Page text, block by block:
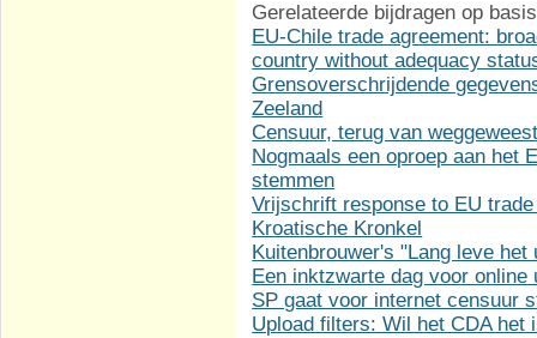
Gerelateerde bijdragen op
EU-Chile trade agreement:
country without adequacy
Grensoverschrijdende
Zeeland
Censuur, terug van
Nogmaals een oproep aan het
stemmen
Vrijschrift response to EU
Kroatische Kronkel
Kuitenbrouwer's "Lang leve
Een inktzwarte dag voor online
SP gaat voor internet censuur
Upload filters: Wil het CDA het